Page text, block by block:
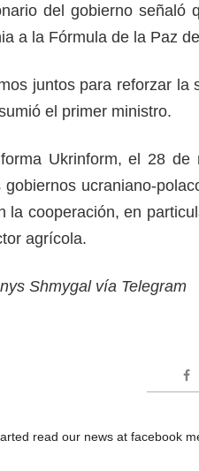
del gobierno señaló
a la Fórmula de la Paz
juntos para reforzar
el primer ministro.
Ukrinform, el 28
gobiernos ucraniano-
la cooperación, en
agrícola.
Shmygal vía Telegram
read our news at facebook